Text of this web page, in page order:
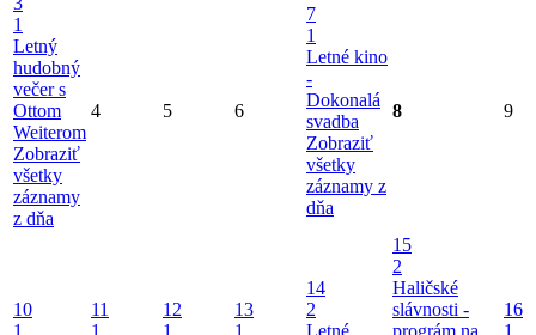
1
Letný
hudobný
večer s
Ottom
Weiterom
Zobraziť
všetky
záznamy
z dňa
4 5 6
7
1
Letné kino
-
Dokonalá
svadba
Zobraziť
všetky
záznamy z
dňa
8 9
10
1
11
1
12
1
13
1
14
2
Letné
15
2
Haličské
slávnosti -
prográm na
16
1